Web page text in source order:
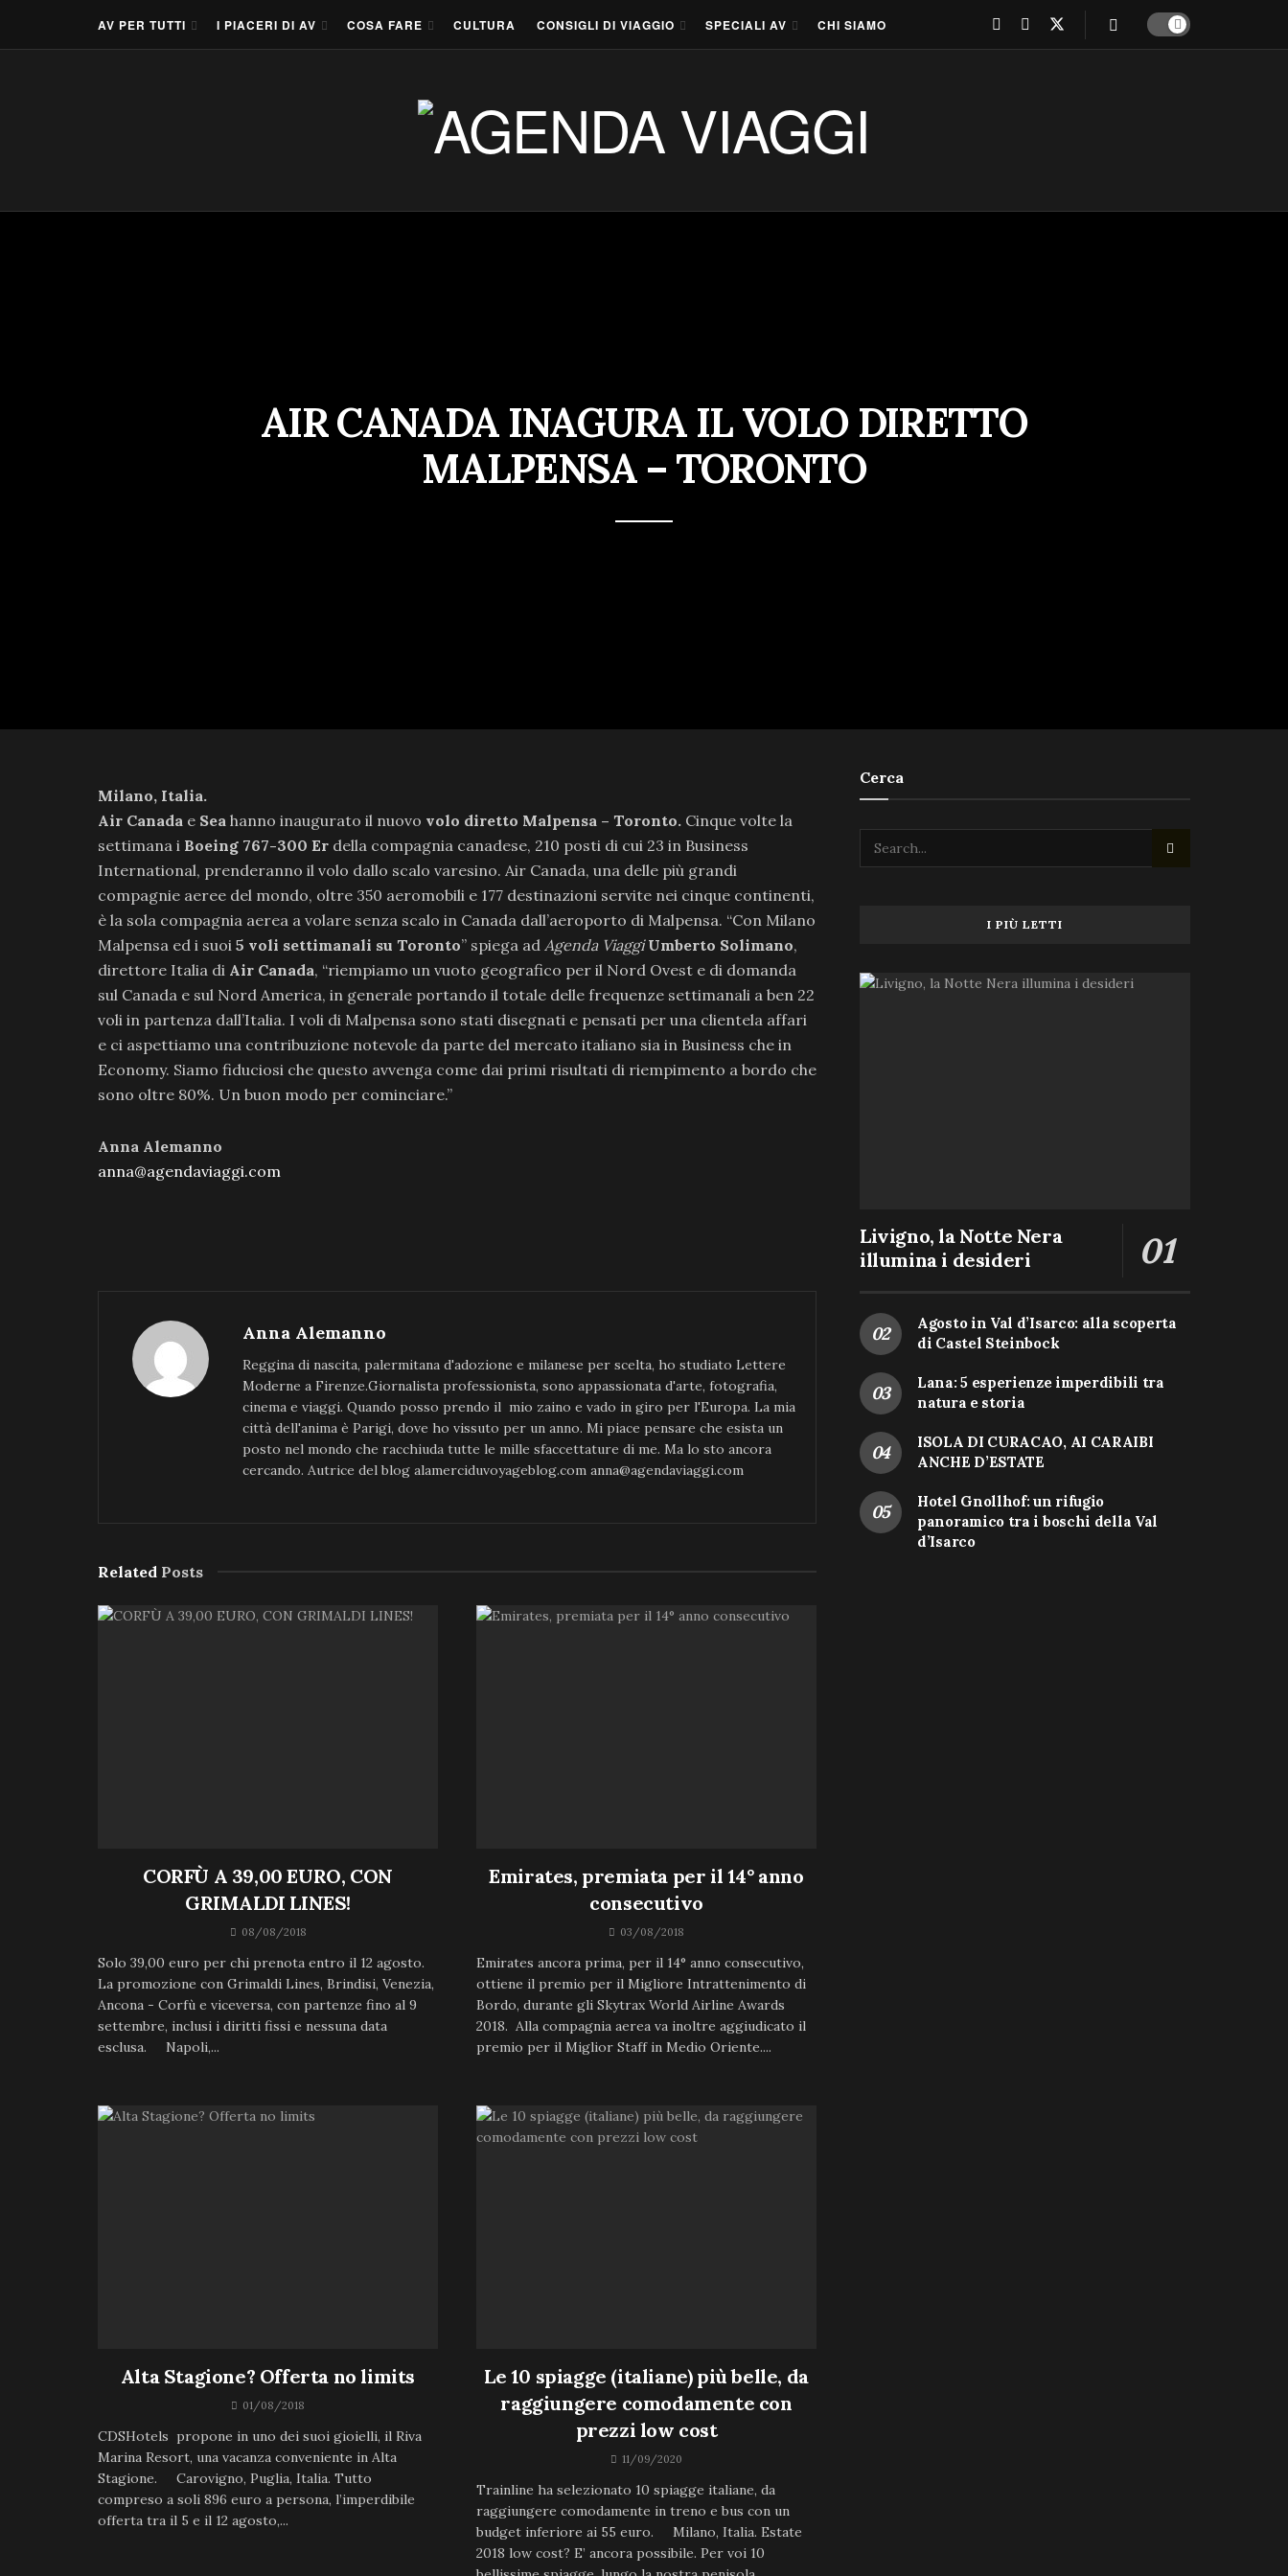
AV PER TUTTI I PIACERI DI AV COSA FARE CULTURA CONSIGLI DI VIAGGIO SPECIALI AV CHI SIAMO
AIR CANADA INAGURA IL VOLO DIRETTO
MALPENSA – TORONTO
Milano, Italia.
Air Canada e Sea hanno inaugurato il nuovo volo diretto Malpensa – Toronto. Cinque volte la
settimana i Boeing 767-300 Er della compagnia canadese, 210 posti di cui 23 in Business
International, prenderanno il volo dallo scalo varesino. Air Canada, una delle più grandi
compagnie aeree del mondo, oltre 350 aeromobili e 177 destinazioni servite nei cinque continenti,
è la sola compagnia aerea a volare senza scalo in Canada dall’aeroporto di Malpensa. “Con Milano
Malpensa ed i suoi 5 voli settimanali su Toronto” spiega ad Agenda Viaggi Umberto Solimano,
direttore Italia di Air Canada, “riempiamo un vuoto geografico per il Nord Ovest e di domanda
sul Canada e sul Nord America, in generale portando il totale delle frequenze settimanali a ben 22
voli in partenza dall’Italia. I voli di Malpensa sono stati disegnati e pensati per una clientela affari
e ci aspettiamo una contribuzione notevole da parte del mercato italiano sia in Business che in
Economy. Siamo fiduciosi che questo avvenga come dai primi risultati di riempimento a bordo che
sono oltre 80%. Un buon modo per cominciare.”
Anna Alemanno
anna@agendaviaggi.com
Anna Alemanno
Reggina di nascita, palermitana d'adozione e milanese per scelta, ho studiato Lettere
Moderne a Firenze.Giornalista professionista, sono appassionata d'arte, fotografia,
cinema e viaggi. Quando posso prendo il mio zaino e vado in giro per l'Europa. La mia
città dell'anima è Parigi, dove ho vissuto per un anno. Mi piace pensare che esista un
posto nel mondo che racchiuda tutte le mille sfaccettature di me. Ma lo sto ancora
cercando. Autrice del blog alamerciduvoyageblog.com anna@agendaviaggi.com
Related Posts
CORFÙ A 39,00 EURO, CON
GRIMALDI LINES!
08/08/2018
Solo 39,00 euro per chi prenota entro il 12 agosto.
La promozione con Grimaldi Lines, Brindisi, Venezia,
Ancona - Corfù e viceversa, con partenze fino al 9
settembre, inclusi i diritti fissi e nessuna data
esclusa. Napoli,...
Emirates, premiata per il 14° anno
consecutivo
03/08/2018
Emirates ancora prima, per il 14° anno consecutivo,
ottiene il premio per il Migliore Intrattenimento di
Bordo, durante gli Skytrax World Airline Awards
2018. Alla compagnia aerea va inoltre aggiudicato il
premio per il Miglior Staff in Medio Oriente....
Alta Stagione? Offerta no limits
01/08/2018
CDSHotels propone in uno dei suoi gioielli, il Riva
Marina Resort, una vacanza conveniente in Alta
Stagione. Carovigno, Puglia, Italia. Tutto
compreso a soli 896 euro a persona, l’imperdibile
offerta tra il 5 e il 12 agosto,...
Le 10 spiagge (italiane) più belle, da
raggiungere comodamente con
prezzi low cost
11/09/2020
Trainline ha selezionato 10 spiagge italiane, da
raggiungere comodamente in treno e bus con un
budget inferiore ai 55 euro. Milano, Italia. Estate
2018 low cost? E’ ancora possibile. Per voi 10
Cerca
I PIÙ LETTI
Livigno, la Notte Nera
illumina i desideri
Agosto in Val d’Isarco: alla scoperta
di Castel Steinbock
Lana: 5 esperienze imperdibili tra
natura e storia
ISOLA DI CURACAO, AI CARAIBI
ANCHE D’ESTATE
Hotel Gnollhof: un rifugio
panoramico tra i boschi della Val
d’Isarco